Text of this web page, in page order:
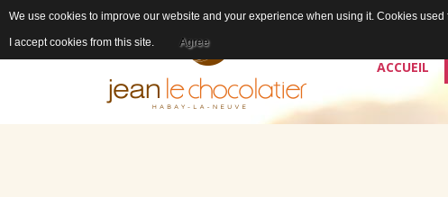
ACCUEIL
We use cookies to improve our website and your experience when using it. Cookies
I accept cookies from this site. Agree